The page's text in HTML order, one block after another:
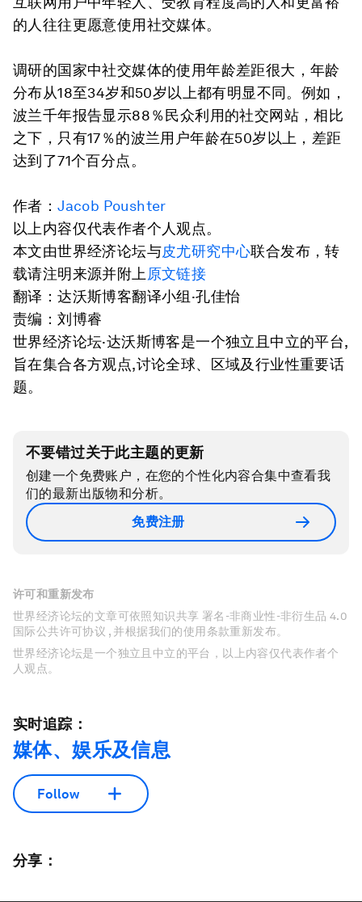
的人往往更愿意使用社交媒体。
调研的国家中社交媒体的使用年龄差距很大，年龄
分布从18至34岁和50岁以上都有明显不同。例如，
波兰千年报告显示88％民众利用的社交网站，相比
之下，只有17％的波兰用户年龄在50岁以上，差距
达到了71个百分点。
作者：Jacob Poushter
以上内容仅代表作者个人观点。
本文由世界经济论坛与皮尤研究中心联合发布，转
载请注明来源并附上 原文链接
翻译：达沃斯博客翻译小组·孔佳怡
责编：刘博睿
世界经济论坛·达沃斯博客是一个独立且中立的平台,
旨在集合各方观点,讨论全球、区域及行业性重要话
题。
不要错过关于此主题的更新
创建一个免费账户，在您的个性化内容合集中查看我
们的最新出版物和分析。
免费注册
许可和重新发布
世界经济论坛的文章可依照知识共享 署名-非商业性-非衍生品 4.0
国际公共许可协议 , 并根据我们的使用条款重新发布。
世界经济论坛是一个独立且中立的平台，以上内容仅代表作者个
人观点。
实时追踪：
媒体、娱乐及信息
Follow
分享：